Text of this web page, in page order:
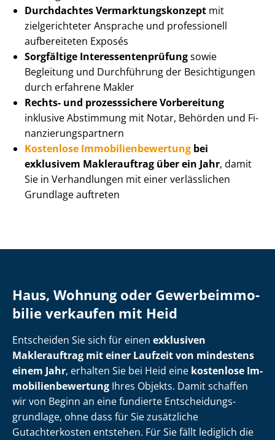
Durchdachtes Ver­mark­tungs­kon­zept mit
zielgerichteter Ansprache und professionell
aufbereiteten Exposés
Sorgfältige In­ter­es­sen­ten­prü­fungsowie
Begleitung und Durchführung der Besichtigungen
durch erfahrene Makler
Rechts- und prozesssichere Vorbereitung
inklusive Abstimmung mit Notar, Behörden und Fi­
nan­zie­rungs­part­nern
Kostenlose Im­mo­bi­li­en­be­wer­tung bei
exklusivem Maklerauftrag über ein Jahr, damit
Sie in Verhandlungen mit einer verlässlichen
Grundlage auftreten
Haus, Wohnung oder Ge­wer­be­im­mo­
bi­lie verkaufen mit Heid
Entscheiden Sie sich für einen exklusiven
Maklerauftrag mit einer Laufzeit von mindestens
einem Jahr, erhalten Sie bei Heid eine kostenlose Im­
mo­bi­li­en­be­wer­tung Ihres Objekts. Damit schaffen
wir von Beginn an eine fundierte Ent­schei­dungs­
grund­la­ge, ohne dass für Sie zusätzliche
Gutachterkosten entstehen. Für Sie fällt lediglich die